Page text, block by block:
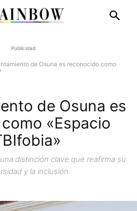
Publicidad
de Osuna es reconocido como
de Osuna es
«Espacio
distinción clave que reafirma su
y la inclusión.